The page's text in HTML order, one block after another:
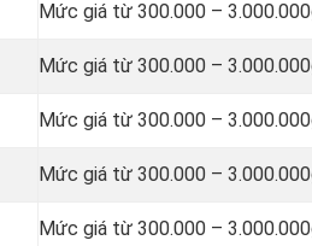
Mức giá từ 300.000 –
Mức giá từ 300.000 –
Mức giá từ 300.000 –
Mức giá từ 300.000 –
Mức giá từ 300.000 –